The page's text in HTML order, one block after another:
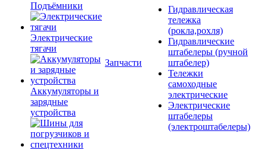
Подъёмники
Электрические
тягачи
Аккумуляторы и
зарядные
устройства
Запчасти
Гидравлическая
тележка
(рокла,рохля)
Гидравлические
штабелеры (ручной
штабелер)
Тележки
самоходные
электрические
Электрические
штабелеры
(электроштабелеры)